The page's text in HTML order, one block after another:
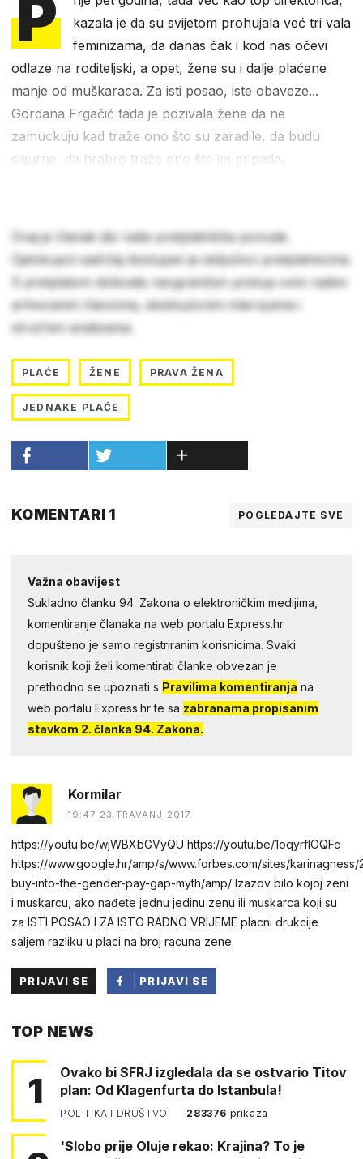
P
kazala je da su svijetom prohujala već tri vala
feminizama, da danas čak i kod nas očevi
odlaze na roditeljski, a opet, žene su i dalje plaćene
manje od muškaraca. Za isti posao, iste obaveze...
Gordana Frgačić tada je pozivala žene da ne
zamuckuju kad traže ono što su zaradile, da budu
sigurne, da hrabro traže ono što im pripada.
Ovaj je članak dio naše pretplatničke ponude.
Cjelokupni sadržaj dostupan je isključivo pretplatnicima.
S pretplatom dobivate neograničen pristup svim našim
arhiviranim člancima, ekskluzivnim intervjuima i
stručnim analizama.
PLAĆE ŽENE PRAVA ŽENA
JEDNAKE PLAĆE
KOMENTARI 1 POGLEDAJTE SVE
Važna obavijest
Sukladno članku 94. Zakona o elektroničkim medijima,
komentiranje članaka na web portalu Express.hr
dopušteno je samo registriranim korisnicima. Svaki
korisnik koji želi komentirati članke obvezan je
prethodno se upoznati s Pravilima komentiranja na
web portalu Express.hr te sa zabranama propisanim
stavkom 2. članka 94. Zakona.
Kormilar
19:47 23.TRAVANJ 2017.
https://youtu.be/wjWBXbGVyQU https://youtu.be/1oqyrflOQFc
https://www.google.hr/amp/s/www.forbes.com/sites/karinagness/
buy-into-the-gender-pay-gap-myth/amp/ Izazov bilo kojoj zeni
i muskarcu, ako nađete jednu jedinu zenu ili muskarca koji su
za ISTI POSAO I ZA ISTO RADNO VRIJEME placni drukcije
saljem razliku u placi na broj racuna zene.
PRIJAVI SE
PRIJAVI SE
TOP NEWS
1
Ovako bi SFRJ izgledala da se ostvario Titov
plan: Od Klagenfurta do Istanbula!
POLITIKA I DRUŠTVO 283376 prikaza
'Slobo prije Oluje rekao: Krajina? To je